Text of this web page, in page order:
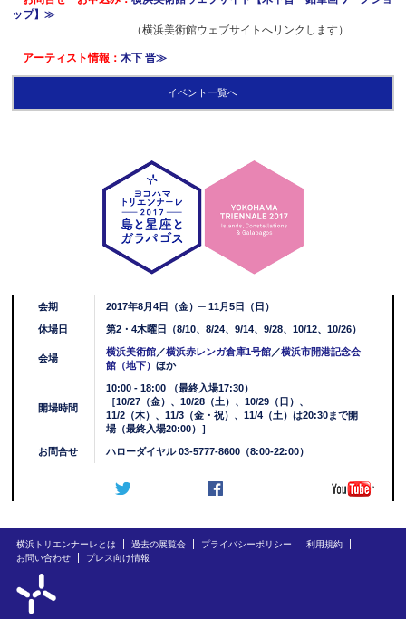
ップ】≫
（横浜美術館ウェブサイトへリンクします）
アーティスト情報：木下 晋≫
イベント一覧へ
会期 2017年8月4日（金）─ 11月5日（日）
休場日 第2・4木曜日（8/10、8/24、9/14、9/28、10/12、10/26）
会場
横浜美術館／横浜赤レンガ倉庫1号館／横浜市開港記念会
館（地下）ほか
開場時間
10:00 - 18:00 （最終入場17:30）
［10/27（金）、10/28（土）、10/29（日）、
11/2（木）、11/3（金・祝）、11/4（土）は20:30まで開
場（最終入場20:00）］
お問合せ ハローダイヤル 03-5777-8600（8:00-22:00）
横浜トリエンナーレとは 過去の展覧会 プライバシーポリシー
利用規約
お問い合わせ
プレス向け情報